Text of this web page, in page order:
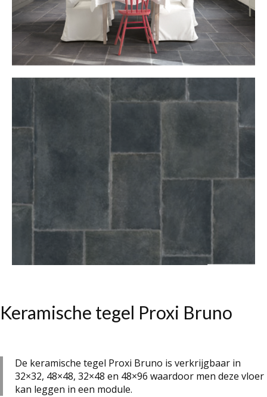
Keramische tegel Proxi Bruno
De keramische tegel Proxi Bruno is verkrijgbaar in
32×32, 48×48, 32×48 en 48×96 waardoor men deze vloer
kan leggen in een module.